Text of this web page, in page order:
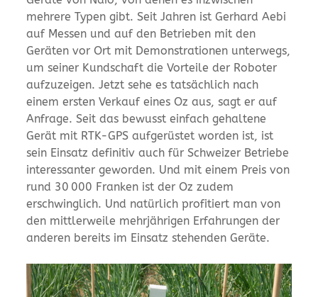
mehrere Typen gibt. Seit Jahren ist Gerhard Aebi
auf Messen und auf den Betrieben mit den
Geräten vor Ort mit Demonstrationen unterwegs,
um seiner Kundschaft die Vorteile der Roboter
aufzuzeigen. Jetzt sehe es tatsächlich nach
einem ersten Verkauf eines Oz aus, sagt er auf
Anfrage. Seit das bewusst einfach gehaltene
Gerät mit RTK-GPS aufgerüstet worden ist, ist
sein Einsatz definitiv auch für Schweizer Betriebe
interessanter geworden. Und mit einem Preis von
rund 30 000 Franken ist der Oz zudem
erschwinglich. Und natürlich profitiert man von
den mittlerweile mehrjährigen Erfahrungen der
anderen bereits im Einsatz stehenden Geräte.